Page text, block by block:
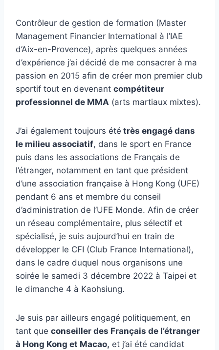
Contrôleur de gestion de formation (Master
Management Financier International à l’IAE
d’Aix-en-Provence), après quelques années
d’expérience j’ai décidé de me consacrer à ma
passion en 2015 afin de créer mon premier club
sportif tout en devenant compétiteur
professionnel de MMA (arts martiaux mixtes).
J’ai également toujours été très engagé dans
le milieu associatif, dans le sport en France
puis dans les associations de Français de
l’étranger, notamment en tant que président
d’une association française à Hong Kong (UFE)
pendant 6 ans et membre du conseil
d’administration de l’UFE Monde. Afin de créer
un réseau complémentaire, plus sélectif et
spécialisé, je suis aujourd’hui en train de
développer le CFI (Club France International),
dans le cadre duquel nous organisons une
soirée le samedi 3 décembre 2022 à Taipei et
le dimanche 4 à Kaohsiung.
Je suis par ailleurs engagé politiquement, en
tant que conseiller des Français de l’étranger
à Hong Kong et Macao, et j’ai été candidat